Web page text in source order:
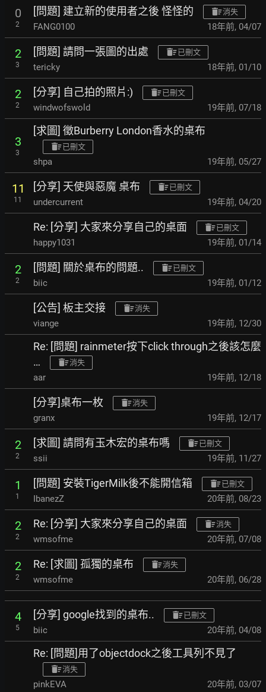
0
2
[問題] 建立新的使用者之後 怪怪的 消失
FANG0100 18年前, 04/07
2
3
[問題] 請問一張圖的出處 已刪文
tericky 18年前, 01/10
2
2
[分享] 自己拍的照片:) 已刪文
windwofswold 19年前, 07/18
3
3
[求圖] 徵Burberry London香水的桌布
已刪文
shpa 19年前, 05/27
11
11
[分享] 天使與惡魔 桌布 已刪文
undercurrent 19年前, 04/20
Re: [分享] 大家來分享自己的桌面 已刪文
happy1031 19年前, 01/14
2
2
[問題] 關於桌布的問題.. 已刪文
biic 19年前, 01/12
[公告] 板主交接 消失
viange 19年前, 12/30
Re: [問題] rainmeter按下click through之後該怎麼
…
消失
aar 19年前, 12/18
[分享]桌布一枚 消失
granx 19年前, 12/17
2
2
[求圖] 請問有玉木宏的桌布嗎 已刪文
ssii 19年前, 11/27
1
1
[問題] 安裝TigerMilk後不能開信箱 已刪文
IbanezZ 20年前, 08/23
2
2
Re: [分享] 大家來分享自己的桌面 消失
wmsofme 20年前, 07/08
2
2
Re: [求圖] 孤獨的桌布 消失
wmsofme 20年前, 06/28
4
5
[分享] google找到的桌布.. 已刪文
biic 20年前, 04/08
Re: [問題]用了objectdock之後工具列不見了
消失
pinkEVA 20年前, 03/07